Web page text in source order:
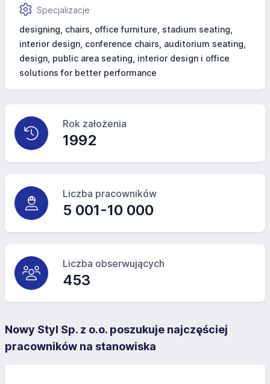
Specjalizacje
designing, chairs, office furniture, stadium seating,
interior design, conference chairs, auditorium seating,
design, public area seating, interior design i office
solutions for better performance
Rok założenia
1992
Liczba pracowników
5 001-10 000
Liczba obserwujących
453
Nowy Styl Sp. z o.o. poszukuje najczęściej
pracowników na stanowiska